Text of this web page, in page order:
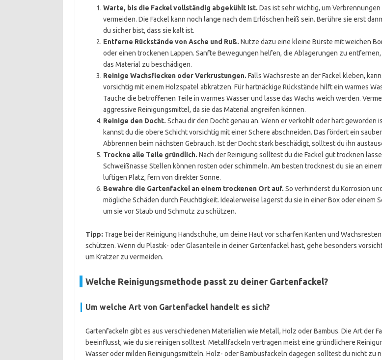
Warte, bis die Fackel vollständig abgekühlt ist. Das ist sehr wichtig, um Verbrennungen
vermeiden. Die Fackel kann noch lange nach dem Erlöschen heiß sein. Berühre sie erst
du sicher bist, dass sie kalt ist.
Entferne Rückstände von Asche und Ruß. Nutze dazu eine kleine Bürste mit weichen
oder einen trockenen Lappen. Sanfte Bewegungen helfen, die Ablagerungen zu entfernen,
das Material zu beschädigen.
Reinige Wachsflecken oder Verkrustungen. Falls Wachsreste an der Fackel kleben,
vorsichtig mit einem Holzspatel abkratzen. Für hartnäckige Rückstände hilft ein warmes
Tauche die betroffenen Teile in warmes Wasser und lasse das Wachs weich werden.
aggressive Reinigungsmittel, da sie das Material angreifen können.
Reinige den Docht. Schau dir den Docht genau an. Wenn er verkohlt oder hart geworden
kannst du die obere Schicht vorsichtig mit einer Schere abschneiden. Das fördert ein
Abbrennen beim nächsten Gebrauch. Ist der Docht stark beschädigt, solltest du ihn
Trockne alle Teile gründlich. Nach der Reinigung solltest du die Fackel gut trocknen
Schweißnasse Stellen können rosten oder schimmeln. Am besten trocknest du sie an einem
luftigen Platz, fern von direkter Sonne.
Bewahre die Gartenfackel an einem trockenen Ort auf. So verhinderst du Korrosion und
mögliche Schäden durch Feuchtigkeit. Idealerweise lagerst du sie in einer Box oder einem
um sie vor Staub und Schmutz zu schützen.
Tipp: Trage bei der Reinigung Handschuhe, um deine Haut vor scharfen Kanten und
schützen. Wenn du Plastik- oder Glasanteile in deiner Gartenfackel hast, gehe besonders
um Kratzer zu vermeiden.
Welche Reinigungsmethode passt zu deiner Gartenfackel?
Um welche Art von Gartenfackel handelt es sich?
Gartenfackeln gibt es aus verschiedenen Materialien wie Metall, Holz oder Bambus. Die Art der
beeinflusst, wie du sie reinigen solltest. Metallfackeln vertragen meist eine gründlichere
Wasser oder milden Reinigungsmitteln. Holz- oder Bambusfackeln dagegen solltest du nicht zu